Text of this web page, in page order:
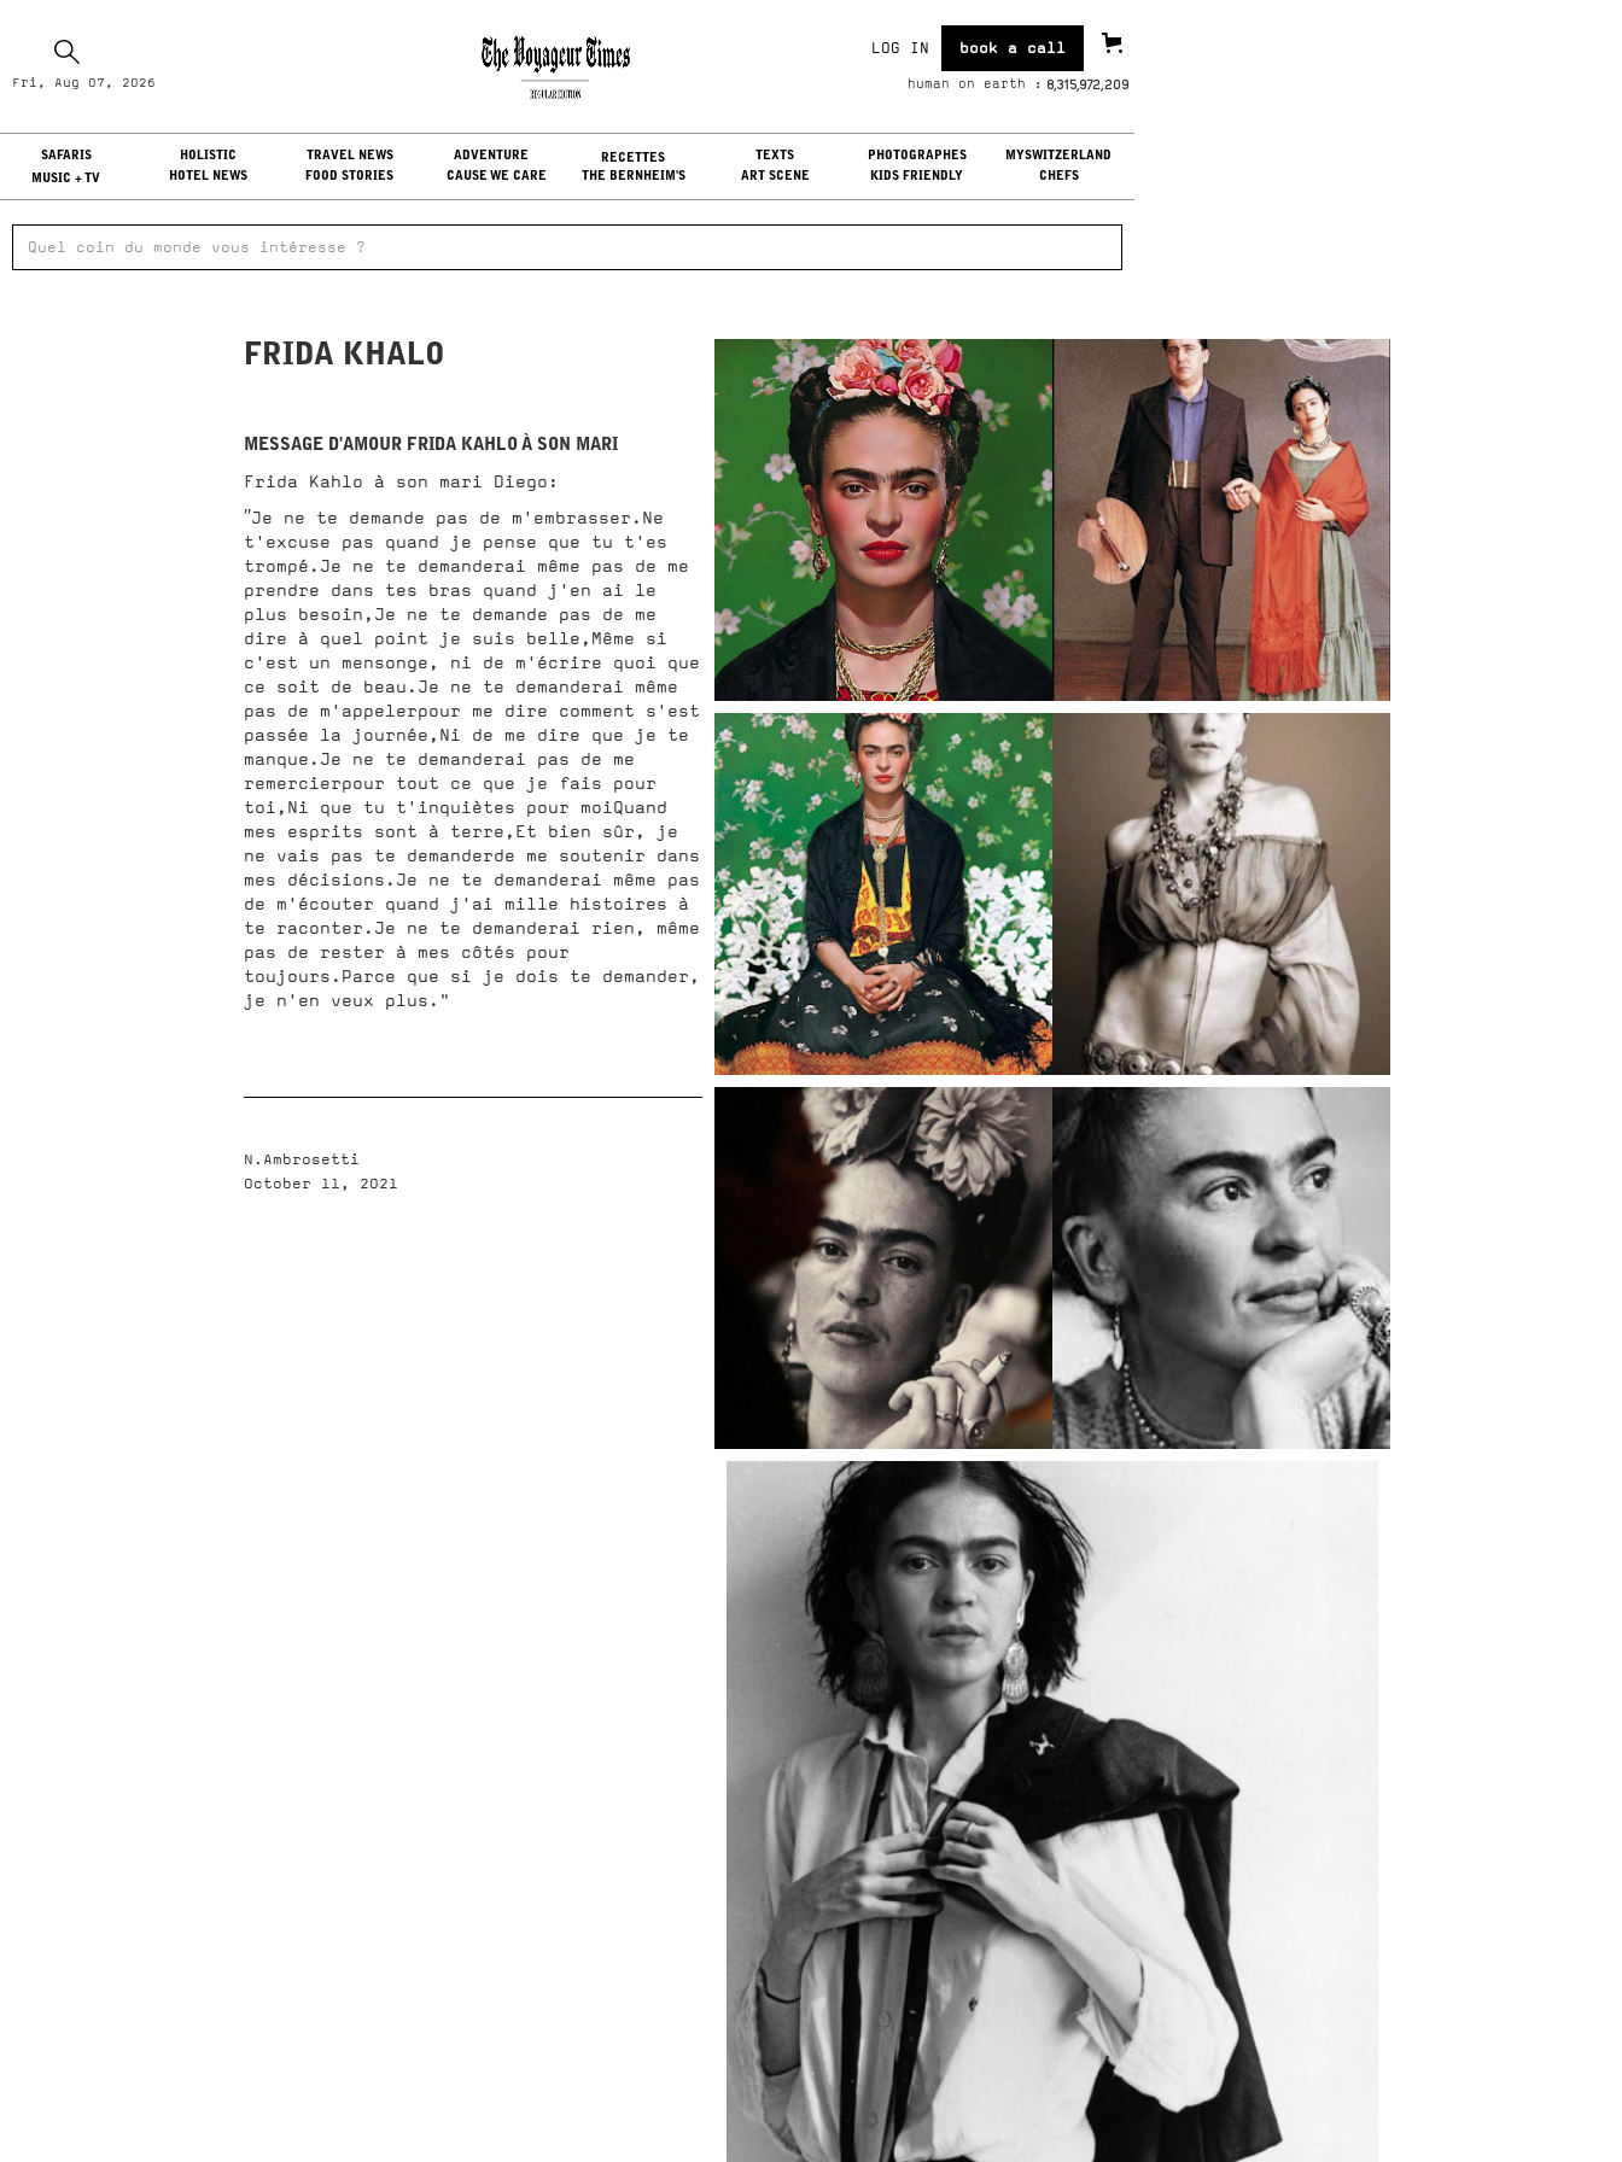
Fri, Aug 07, 2026
LOG IN book a call
human on earth : 8,315,972,211
SAFARIS HOLISTIC TRAVEL NEWS ADVENTURE RECETTES TEXTS PHOTOGRAPHES
MYSWITZERLAND
MUSIC + TV
HOTEL NEWS FOOD STORIES CAUSE WE CARE THE BERNHEIM'S ART SCENE KIDS FRIENDLY CHEFS
Fri, Aug 07, 2026
LOG IN
FRIDA KHALO
MESSAGE D'AMOUR FRIDA KAHLO À SON MARI
Frida Kahlo à son mari Diego:
′′Je ne te demande pas de m'embrasser.Ne
t'excuse pas quand je pense que tu t'es
trompé.Je ne te demanderai même pas de me
prendre dans tes bras quand j'en ai le
plus besoin,Je ne te demande pas de me
dire à quel point je suis belle,Même si
c'est un mensonge, ni de m'écrire quoi que
ce soit de beau.Je ne te demanderai même
pas de m'appelerpour me dire comment s'est
passée la journée,Ni de me dire que je te
manque.Je ne te demanderai pas de me
remercierpour tout ce que je fais pour
toi,Ni que tu t'inquiètes pour moiQuand
mes esprits sont à terre,Et bien sûr, je
ne vais pas te demanderde me soutenir dans
mes décisions.Je ne te demanderai même pas
de m'écouter quand j'ai mille histoires à
te raconter.Je ne te demanderai rien, même
pas de rester à mes côtés pour
toujours.Parce que si je dois te demander,
je n'en veux plus."
N.Ambrosetti
October 11, 2021